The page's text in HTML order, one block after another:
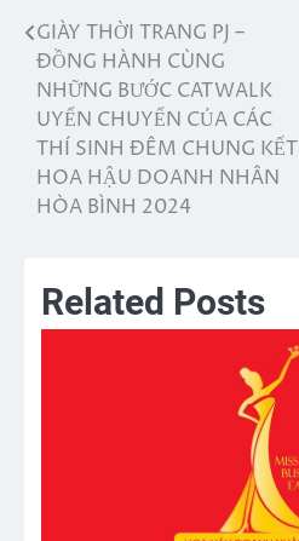
Điều
hướng
bài
viết
GIÀY THỜI TRANG PJ –
ĐỒNG HÀNH CÙNG
NHỮNG BƯỚC CATWALK
UYỂN CHUYỂN CỦA CÁC
THÍ SINH ĐÊM CHUNG KẾT
HOA HẬU DOANH NHÂN
HÒA BÌNH 2024
Related Posts